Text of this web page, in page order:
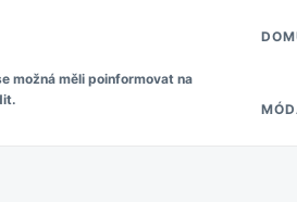
možná měli poinformovat na